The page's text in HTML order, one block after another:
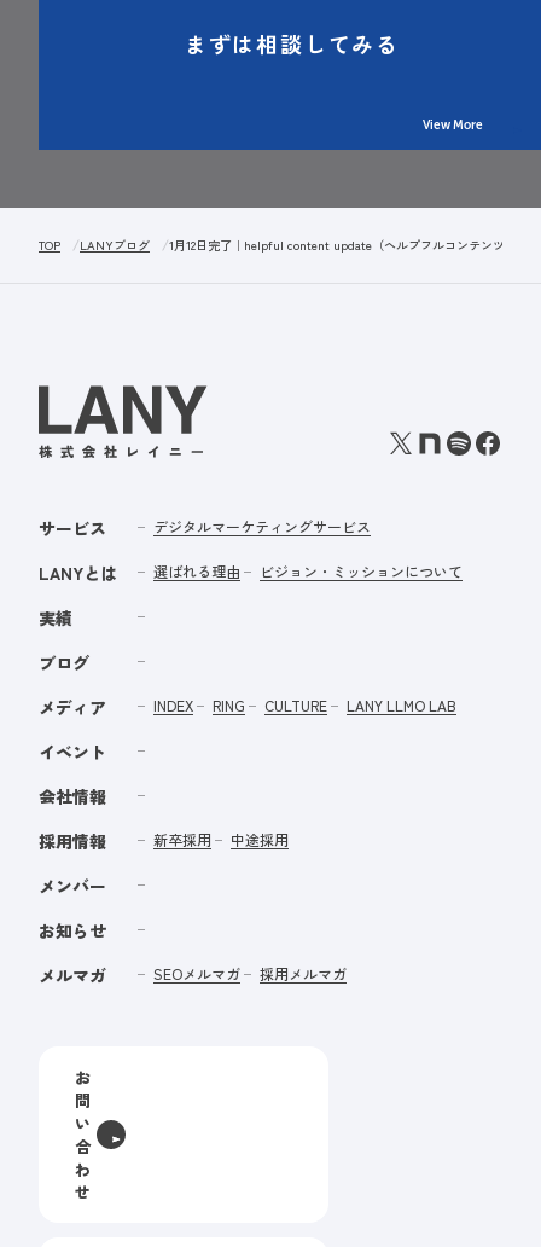
まずは相談してみる
View More
TOP LANYブログ 1月12日完了｜helpful content update（ヘルプフルコンテンツアッ
サービス デジタルマーケティングサービス
LANYとは 選ばれる理由 ビジョン・ミッションについて
実績
ブログ
メディア
INDEX RING CULTURE LANY LLMO LAB
イベント
会社情報
採用情報
新卒採用 中途採用
メンバー
お知らせ
メルマガ
SEOメルマガ 採用メルマガ
お
問
い
合
わ
せ